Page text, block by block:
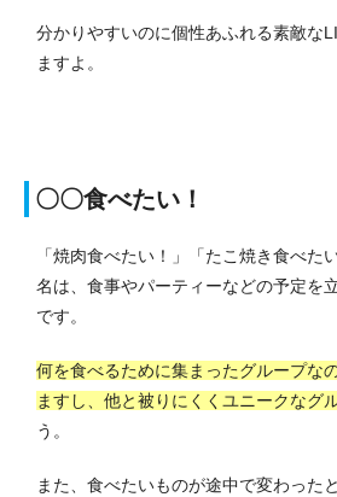
分かりやすいのに個性あふれる素敵な
ますよ。
〇〇食べたい！
「焼肉食べたい！」「たこ焼き食べた
名は、食事やパーティーなどの予定を
です。
何を食べるために集まったグループな
ますし、他と被りにくくユニークなグ
う。
また、食べたいものが途中で変わった